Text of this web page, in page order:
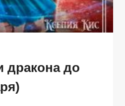
дракона до